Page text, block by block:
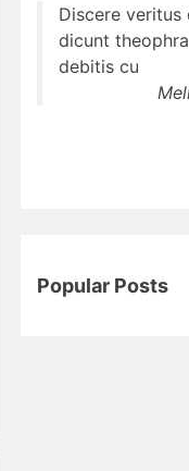
Discere
dicunt
debitis cu
Popular Posts